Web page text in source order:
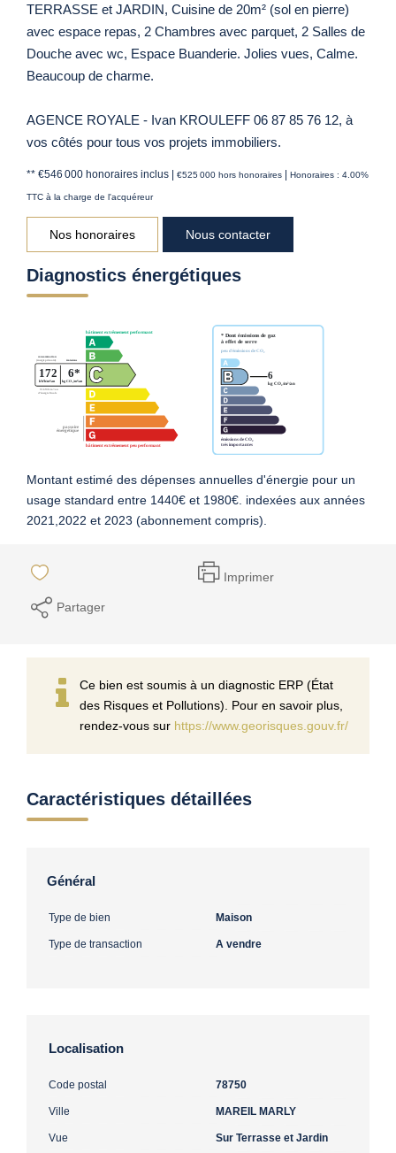
TERRASSE et JARDIN, Cuisine de 20m² (sol en pierre)
avec espace repas, 2 Chambres avec parquet, 2 Salles de
Douche avec wc, Espace Buanderie. Jolies vues, Calme.
Beaucoup de charme.
AGENCE ROYALE - Ivan KROULEFF 06 87 85 76 12, à
vos côtés pour tous vos projets immobiliers.
** €546 000 honoraires inclus | €525 000 hors honoraires | Honoraires : 4.00%
TTC à la charge de l'acquéreur
Nos honoraires Nous contacter
Diagnostics énergétiques
Montant estimé des dépenses annuelles d'énergie pour un
usage standard entre 1440€ et 1980€. indexées aux années
2021,2022 et 2023 (abonnement compris).
Imprimer
Partager
Ce bien est soumis à un diagnostic ERP (État
des Risques et Pollutions). Pour en savoir plus,
rendez-vous sur https://www.georisques.gouv.fr/
Caractéristiques détaillées
Général
Type de bien Maison
Type de transaction A vendre
Localisation
Code postal 78750
Ville MAREIL MARLY
Vue Sur Terrasse et Jardin